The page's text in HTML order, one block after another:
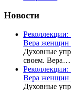
Новости
Реколлекции:
Вера женщин
Духовные
своем. Вера…
Реколлекции:
Вера женщин
Духовные